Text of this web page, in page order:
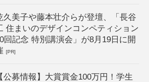
久美子や藤本壮介らが登壇、「長谷
住まいのデザインコンペティション
回記念 特別講演会」が8月19日に開
[PR]
【公募情報】大賞賞金100万円！学生